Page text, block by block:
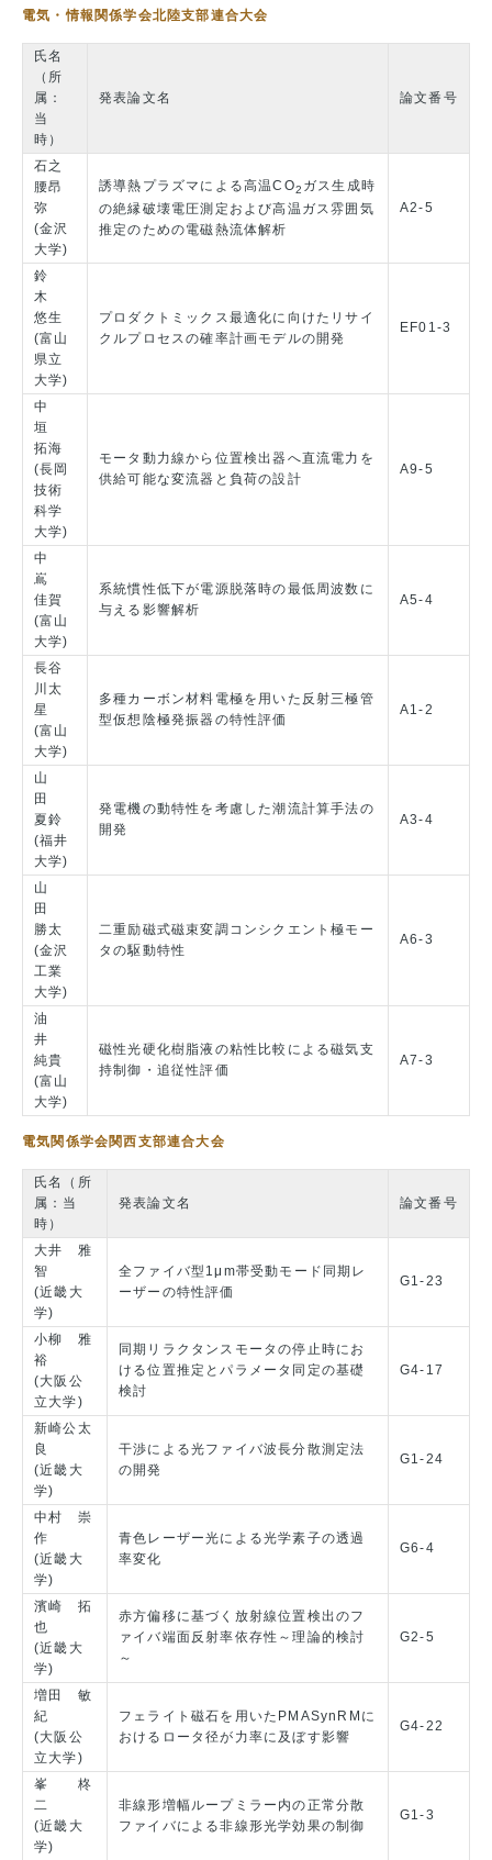
電気・情報関係学会北陸支部連合大会
氏名
（所
属：
当
時）
発表論文名 論文番号
石之
腰昂
弥
(金沢
大学)
誘導熱プラズマによる高温CO2 ガス生成時
の絶縁破壊電圧測定および高温ガス雰囲気
推定のための電磁熱流体解析
A2-5
鈴
木
悠生
(富山
県立
大学)
プロダクトミックス最適化に向けたリサイ
クルプロセスの確率計画モデルの開発
EF01-3
中
垣
拓海
(長岡
技術
科学
大学)
モータ動力線から位置検出器へ直流電力を
供給可能な変流器と負荷の設計
A9-5
中
嶌
佳賀
(富山
大学)
系統慣性低下が電源脱落時の最低周波数に
与える影響解析
A5-4
長谷
川太
星
(富山
大学)
多種カーボン材料電極を用いた反射三極管
型仮想陰極発振器の特性評価
A1-2
山
田
夏鈴
(福井
大学)
発電機の動特性を考慮した潮流計算手法の
開発
A3-4
山
田
勝太
(金沢
工業
大学)
二重励磁式磁束変調コンシクエント極モー
タの駆動特性
A6-3
油
井
純貴
(富山
大学)
磁性光硬化樹脂液の粘性比較による磁気支
持制御・追従性評価
A7-3
電気関係学会関西支部連合大会
氏名（所
属：当
時）
発表論文名 論文番号
大井 雅
智
(近畿大
学)
全ファイバ型1μm帯受動モード同期レ
ーザーの特性評価
G1-23
小柳 雅
裕
(大阪公
立大学)
同期リラクタンスモータの停止時にお
ける位置推定とパラメータ同定の基礎
検討
G4-17
新崎公太
良
(近畿大
学)
干渉による光ファイバ波長分散測定法
の開発
G1-24
中村 崇
作
(近畿大
学)
青色レーザー光による光学素子の透過
率変化
G6-4
濱崎 拓
也
(近畿大
学)
赤方偏移に基づく放射線位置検出のフ
ァイバ端面反射率依存性～理論的検討
～
G2-5
増田 敏
紀
(大阪公
立大学)
フェライト磁石を用いたPMASynRMに
おけるロータ径が力率に及ぼす影響
G4-22
峯 柊
二
(近畿大
学)
非線形増幅ループミラー内の正常分散
ファイバによる非線形光学効果の制御
G1-3